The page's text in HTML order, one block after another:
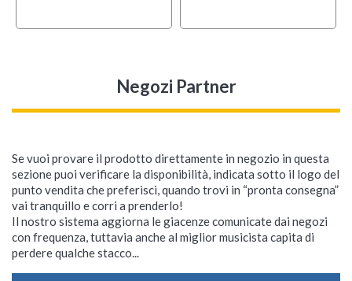
Negozi Partner
Se vuoi provare il prodotto direttamente in negozio in questa
sezione puoi verificare la disponibilità, indicata sotto il logo del
punto vendita che preferisci, quando trovi in “pronta consegna”
vai tranquillo e corri a prenderlo!
Il nostro sistema aggiorna le giacenze comunicate dai negozi
con frequenza, tuttavia anche al miglior musicista capita di
perdere qualche stacco...